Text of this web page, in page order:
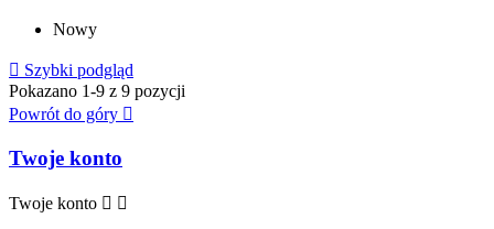
Nowy
 Szybki podgląd
Pokazano 1-9 z 9 pozycji
Powrót do góry 
Twoje konto
Twoje konto  